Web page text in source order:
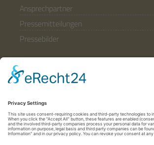
Ansprechpartner
Pressemitteilungen
Pressebilder
Partner & Förderer
Häufige Fragen